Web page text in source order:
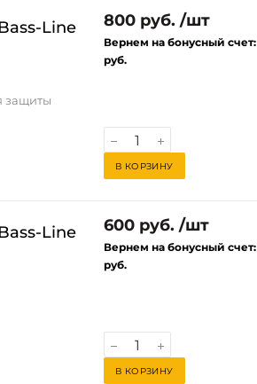
Line
защиты
800 руб. /шт
Вернем на бонусный счет:
руб.
В КОРЗИНУ
Line
600 руб. /шт
Вернем на бонусный счет:
руб.
В КОРЗИНУ